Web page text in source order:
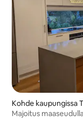
Kohde kaupungissa
Majoitus